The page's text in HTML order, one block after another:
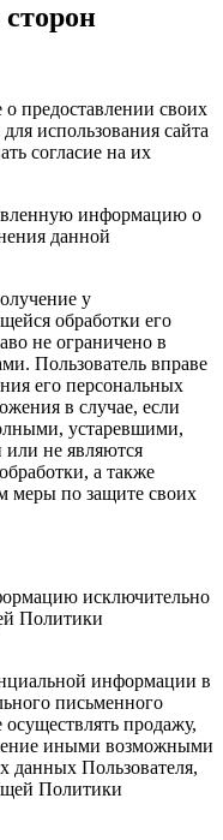
предоставлении своих
использования сайта
согласие на их
информацию о
данной
у
обработки его
не ограничено в
Пользователь вправе
его персональных
в случае, если
устаревшими,
не являются
а также
меры по защите своих
исключительно
Политики
информации в
письменного
продажу,
иными возможными
данных Пользователя,
Политики